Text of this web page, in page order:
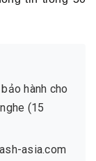
hành cho
(15
asia.com